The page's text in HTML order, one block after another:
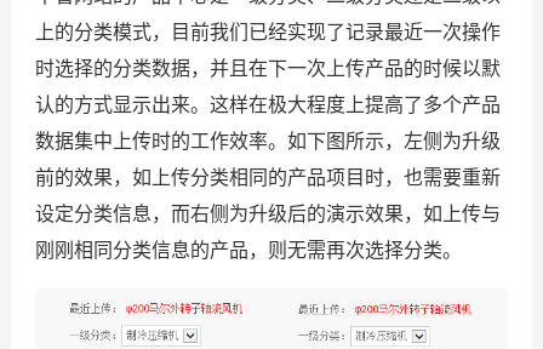
上的分类模式，目前我们已经实现了记录最近一次操作
时选择的分类数据，并且在下一次上传产品的时候以默
认的方式显示出来。这样在极大程度上提高了多个产品
数据集中上传时的工作效率。如下图所示，左侧为升级
前的效果，如上传分类相同的产品项目时，也需要重新
设定分类信息，而右侧为升级后的演示效果，如上传与
刚刚相同分类信息的产品，则无需再次选择分类。